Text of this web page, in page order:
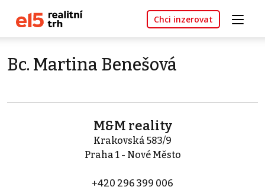
Chci inzerovat
Bc. Martina Benešová
M&M reality
Krakovská 583/9
Praha 1 - Nové Město
+420 296 399 006